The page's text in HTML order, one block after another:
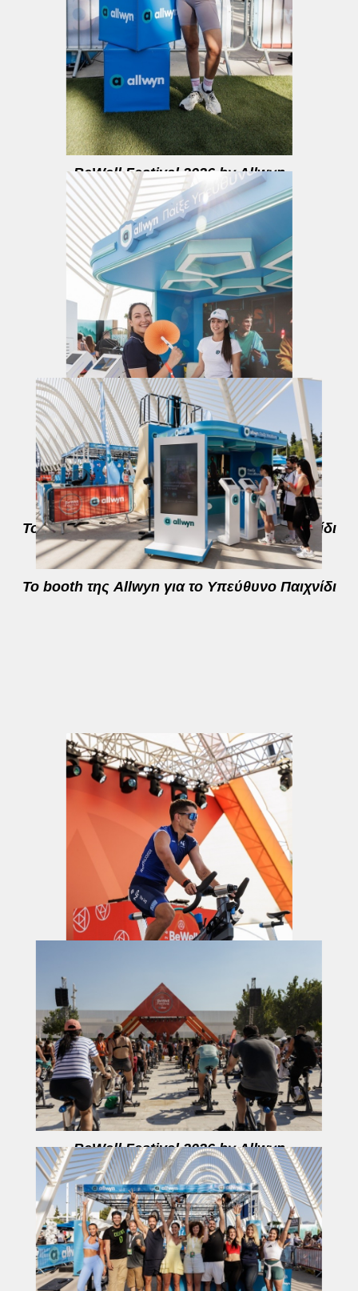
BeWell Festival 2026 by Allwyn
Το booth της Allwyn για το Υπεύθυνο Παιχνίδι
Το booth της Allwyn για το Υπεύθυνο Παιχνίδι
Ο Allwyn Champ Νίκος Παπαγγελής
BeWell Festival 2026 by Allwyn